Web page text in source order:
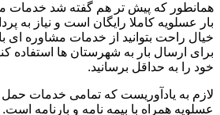
همانطور که پیش تر هم گفته شد خدمات
بار عسلویه کاملا رایگان است و نیاز به
خیال راحت بتوانید از خدمات مشاوره ای
برای ارسال بار به شهرستان ها استفاده
خود را به حداقل برسانید.
لازم به یادآوریست که تمامی خدمات حمل
عسلویه همراه با بیمه نامه و بارنامه است.